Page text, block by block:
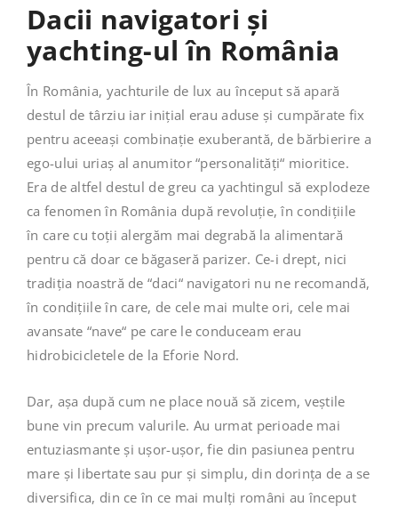
Dacii navigatori și
yachting-ul în România
În România, yachturile de lux au început să apară
destul de târziu iar inițial erau aduse și cumpărate fix
pentru aceeași combinație exuberantă, de bărbierire a
ego-ului uriaș al anumitor “personalități“ mioritice.
Era de altfel destul de greu ca yachtingul să explodeze
ca fenomen în România după revoluție, în condițiile
în care cu toții alergăm mai degrabă la alimentară
pentru că doar ce băgaseră parizer. Ce-i drept, nici
tradiția noastră de “daci“ navigatori nu ne recomandă,
în condițiile în care, de cele mai multe ori, cele mai
avansate “nave“ pe care le conduceam erau
hidrobicicletele de la Eforie Nord.
Dar, așa după cum ne place nouă să zicem, veștile
bune vin precum valurile. Au urmat perioade mai
entuziasmante și ușor-ușor, fie din pasiunea pentru
mare și libertate sau pur și simplu, din dorința de a se
diversifica, din ce în ce mai mulți români au început